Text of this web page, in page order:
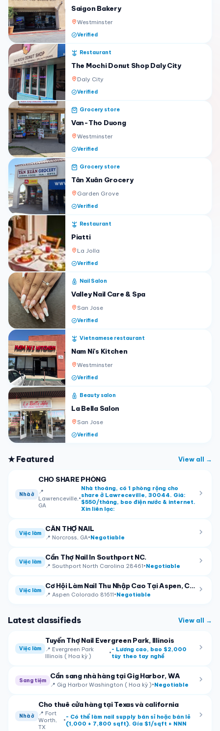
Saigon Bakery
Westminster
Verified
Restaurant
The Mochi Donut Shop Daly City
Daly City
Verified
Grocery store
Van-Tho Duong
Westminster
Verified
Grocery store
Tân Xuân Grocery
Garden Grove
Verified
Restaurant
Piatti
La Jolla
Verified
Nail Salon
Valley Nail Care & Spa
San Jose
Verified
Vietnamese restaurant
Nam Ni's Kitchen
Westminster
Verified
Beauty salon
La Bella Salon
San Jose
Verified
★ Featured View all →
Nhà ở
CHO SHARE PHÒNG
📍
Lawrenceville,
GA
•
Nhà thoáng, có 1 phòng rộng cho
share ở Lawreceville, 30044. Giá:
$550/tháng, bao điện nước & internet.
Xin liên lạc:
Việc làm CẦN THỢ NAIL
📍 Norcross, GA•Negotiable
Việc làm Cần Thợ Nail In Southport NC.
📍 Southport North Carolina 28461•Negotiable
Việc làm Cơ Hội Làm Nail Thu Nhập Cao Tại Aspen, Colorado – Mùa Cao Điểm
📍 Aspen Colorado 81611•Negotiable
Latest classifieds View all →
Việc làm
Tuyển Thợ Nail Evergreen Park, Illinois
📍 Evergreen Park
Illinois ( Hoa kỳ )
•- Lương cao, bao $2,000
tùy theo tay nghề
Sang tiệm Cần sang nhà hàng tại Gig Harbor, WA
📍 Gig Harbor Washington ( Hoa kỳ )•Negotiable
Nhà ở
Cho thuê cửa hàng tại Texas và california
📍 Fort
Worth,
TX
•- Có thể làm nail supply bán sỉ hoặc bán lẻ
(1,000 + 7,800 sqft). Gía $1/sqft + NNN